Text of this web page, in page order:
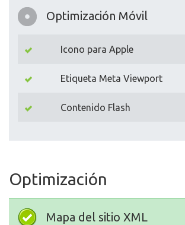
Optimización Móvil
Icono para Apple
Etiqueta Meta Viewport
Contenido Flash
Optimización
Mapa del sitio XML